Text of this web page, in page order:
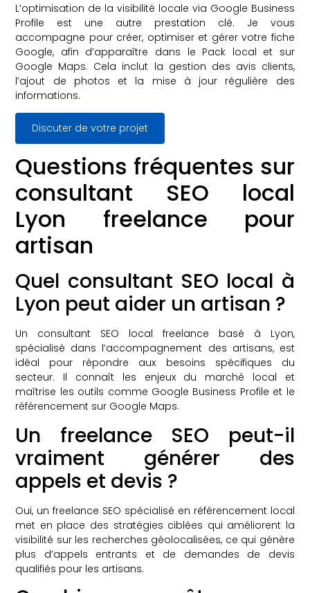
L’optimisation de la visibilité locale via Google Business
Profile est une autre prestation clé. Je vous
accompagne pour créer, optimiser et gérer votre fiche
Google, afin d’apparaître dans le Pack local et sur
Google Maps. Cela inclut la gestion des avis clients,
l’ajout de photos et la mise à jour régulière des
informations.
Discuter de votre projet
Questions fréquentes sur
consultant SEO local
Lyon freelance pour
artisan
Quel consultant SEO local à
Lyon peut aider un artisan ?
Un consultant SEO local freelance basé à Lyon,
spécialisé dans l’accompagnement des artisans, est
idéal pour répondre aux besoins spécifiques du
secteur. Il connaît les enjeux du marché local et
maîtrise les outils comme Google Business Profile et le
référencement sur Google Maps.
Un freelance SEO peut-il
vraiment générer des
appels et devis ?
Oui, un freelance SEO spécialisé en référencement local
met en place des stratégies ciblées qui améliorent la
visibilité sur les recherches géolocalisées, ce qui génère
plus d’appels entrants et de demandes de devis
qualifiés pour les artisans.